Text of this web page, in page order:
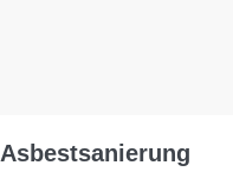
Asbestsanierung